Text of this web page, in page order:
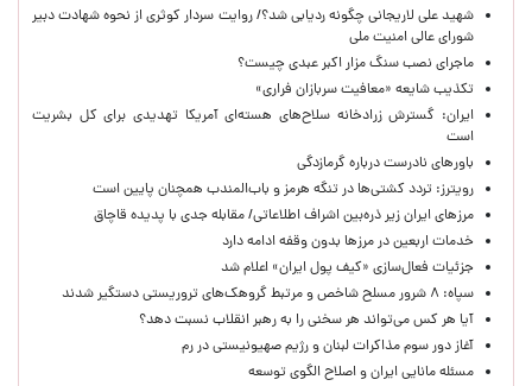
شهید علی لاریجانی چگونه ردیابی شد؟/ روایت سردار کوثری از نحوه شهادت دبیر
شورای عالی امنیت ملی
ماجرای نصب سنگ مزار اکبر عبدی چیست؟
تکذیب شایعه «معافیت سربازان فراری»
ایران: گسترش زرادخانه سلاح‌های هسته‌ای آمریکا تهدیدی برای کل بشریت
است
باورهای نادرست درباره گرمازدگی
رویترز: تردد کشتی‌ها در تنگه هرمز و باب‌المندب همچنان پایین است
مرزهای ایران زیر ذره‌بین اشراف اطلاعاتی/ مقابله جدی با پدیده قاچاق
خدمات اربعین در مرزها بدون وقفه ادامه دارد
جزئیات فعال‌سازی «کیف پول ایران» اعلام شد
سپاه: ۸ شرور مسلح شاخص و مرتبط گروهک‌های تروریستی دستگیر شدند
آیا هر کس می‌تواند هر سخنی را به رهبر انقلاب نسبت دهد؟
آغاز دور سوم مذاکرات لبنان و رژیم صهیونیستی در رم
مسئله مانایی ایران و اصلاح الگوی توسعه